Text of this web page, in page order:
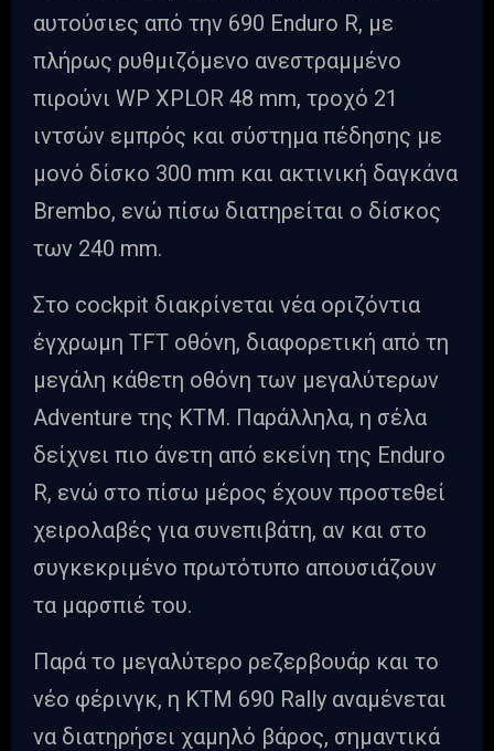
αυτούσιες από την 690 Enduro R, με
πλήρως ρυθμιζόμενο ανεστραμμένο
πιρούνι WP XPLOR 48 mm, τροχό 21
ιντσών εμπρός και σύστημα πέδησης με
μονό δίσκο 300 mm και ακτινική δαγκάνα
Brembo, ενώ πίσω διατηρείται ο δίσκος
των 240 mm.
Στο cockpit διακρίνεται νέα οριζόντια
έγχρωμη TFT οθόνη, διαφορετική από τη
μεγάλη κάθετη οθόνη των μεγαλύτερων
Adventure της KTM. Παράλληλα, η σέλα
δείχνει πιο άνετη από εκείνη της Enduro
R, ενώ στο πίσω μέρος έχουν προστεθεί
χειρολαβές για συνεπιβάτη, αν και στο
συγκεκριμένο πρωτότυπο απουσιάζουν
τα μαρσπιέ του.
Παρά το μεγαλύτερο ρεζερβουάρ και το
νέο φέρινγκ, η KTM 690 Rally αναμένεται
να διατηρήσει χαμηλό βάρος, σημαντικά